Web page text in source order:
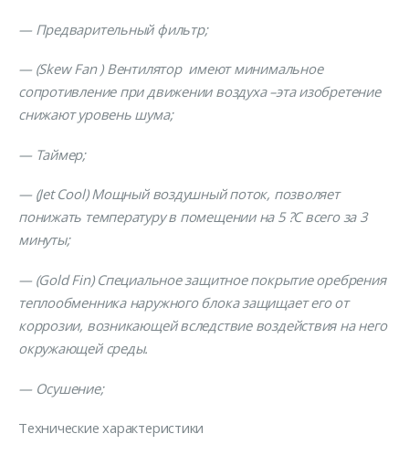
— Предварительный фильтр;
— (Skew Fan ) Вентилятор имеют минимальное
сопротивление при движении воздуха –эта изобретение
снижают уровень шума;
— Таймер;
— (Jet Cool) Мощный воздушный поток, позволяет
понижать температуру в помещении на 5 ?С всего за 3
минуты;
— (Gold Fin) Специальное защитное покрытие оребрения
теплообменника наружного блока защищает его от
коррозии, возникающей вследствие воздействия на него
окружающей среды.
— Осушение;
Технические характеристики